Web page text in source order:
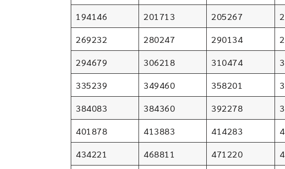
194146
201713 205267
269232
280247 290134
294679
306218 310474
335239
349460 358201
384083
384360 392278
401878
413883 414283
434221
468811 471220